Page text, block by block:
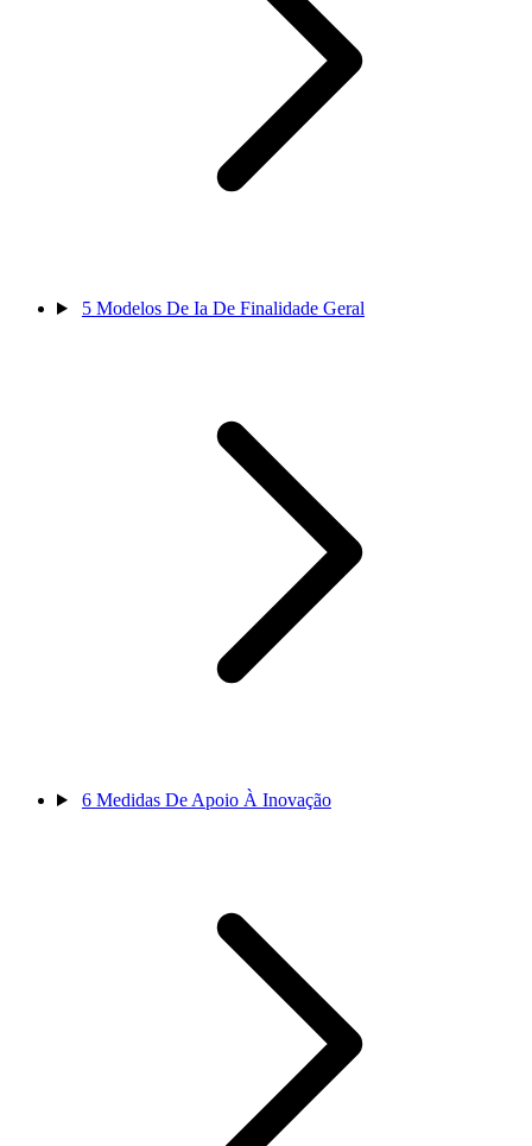
5 Modelos De Ia De Finalidade Geral
6 Medidas De Apoio À Inovação